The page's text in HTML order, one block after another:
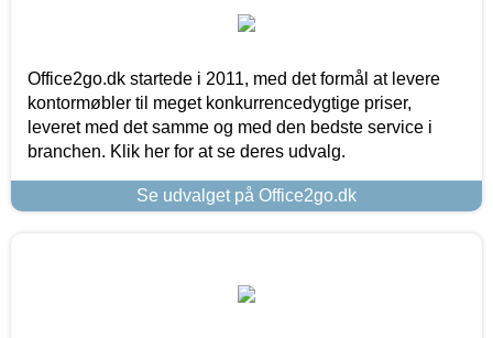
Office2go.dk startede i 2011, med det formål at levere
kontormøbler til meget konkurrencedygtige priser,
leveret med det samme og med den bedste service i
branchen. Klik her for at se deres udvalg.
Se udvalget på Office2go.dk